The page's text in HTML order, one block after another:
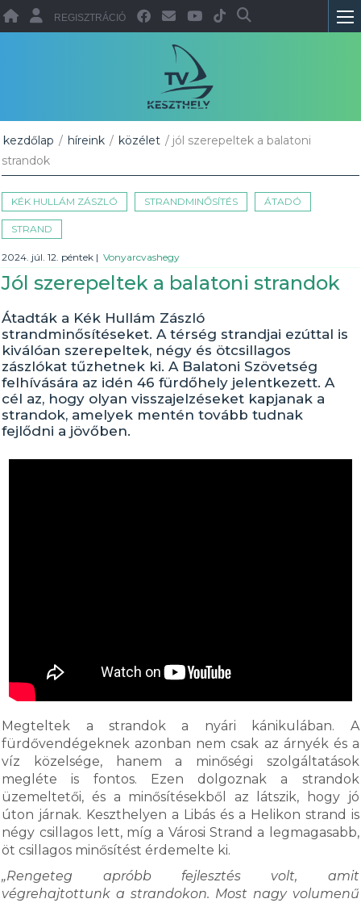
REGISZTRÁCIÓ
kezdőlap / híreink / közélet / jól szerepeltek a balatoni
strandok
KÉK HULLÁM ZÁSZLÓ STRANDMINŐSÍTÉS ÁTADÓ
STRAND
2024. júl. 12. péntek | Vonyarcvashegy
Jól szerepeltek a balatoni strandok
Átadták a Kék Hullám Zászló
strandminősítéseket. A térség strandjai ezúttal is
kiválóan szerepeltek, négy és ötcsillagos
zászlókat tűzhetnek ki. A Balatoni Szövetség
felhívására az idén 46 fürdőhely jelentkezett. A
cél az, hogy olyan visszajelzéseket kapjanak a
strandok, amelyek mentén tovább tudnak
fejlődni a jövőben.
Megteltek a strandok a nyári kánikulában. A
fürdővendégeknek azonban nem csak az árnyék és a
víz közelsége, hanem a minőségi szolgáltatások
megléte is fontos. Ezen dolgoznak a strandok
üzemeltetői, és a minősítésekből az látszik, hogy jó
úton járnak. Keszthelyen a Libás és a Helikon strand is
négy csillagos lett, míg a Városi Strand a legmagasabb,
öt csillagos minősítést érdemelte ki.
„Rengeteg apróbb fejlesztés volt, amit
végrehajtottunk a strandokon. Most nagy volumenű